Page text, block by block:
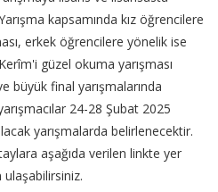
kapsamında kız öğrencilere
erkek öğrencilere yönelik ise
güzel okuma yarışması
büyük final yarışmalarında
24-28 Şubat 2025
yarışmalarda belirlenecektir.
aşağıda verilen linkte yer